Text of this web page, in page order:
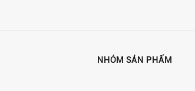
NHÓM SẢN PHẨM